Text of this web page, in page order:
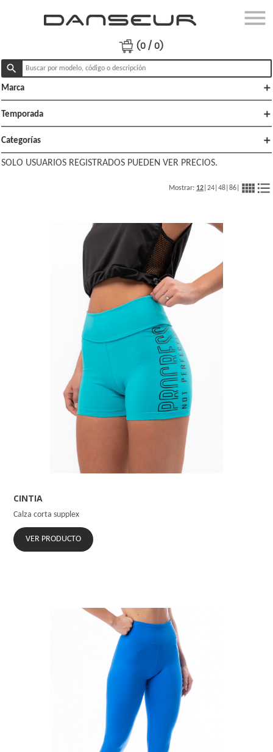
menu
Productos
Ofertas
Lo
nuevo
(0 / 0)
search
Marca add
Temporada add
Categorías add
SOLO USUARIOS REGISTRADOS PUEDEN VER PRECIOS.
Mostrar: 12 24 48 86 view_comfyformat_list_bulleted
CINTIA
Calza corta supplex
VER PRODUCTO